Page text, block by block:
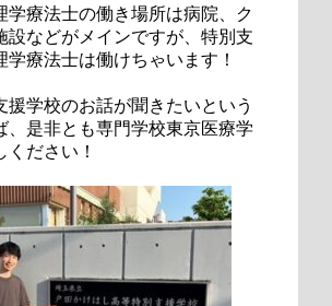
学療法士の働き場所は病院、ク
設などがメインですが、特別支
学療法士は働けちゃいます！
援学校のお話が聞きたいという
、是非とも専門学校東京医療学
ださい！